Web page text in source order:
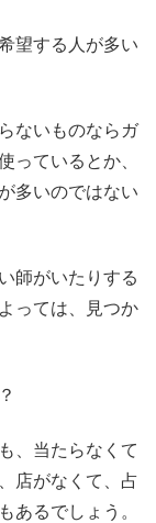
望する人が多い
ないものならガ
っているとか、
多いのではない
師がいたりする
っては、見つか
、当たらなくて
店がなくて、占
あるでしょう。